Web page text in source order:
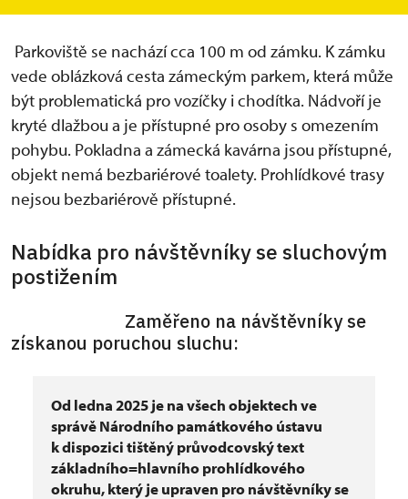
Parkoviště se nachází cca 100 m od zámku. K zámku
vede oblázková cesta zámeckým parkem, která může
být problematická pro vozíčky i chodítka. Nádvoří je
kryté dlažbou a je přístupné pro osoby s omezením
pohybu. Pokladna a zámecká kavárna jsou přístupné,
objekt nemá bezbariérové toalety. Prohlídkové trasy
nejsou bezbariérově přístupné.
Nabídka pro návštěvníky se sluchovým
postižením
Zaměřeno na návštěvníky se
získanou poruchou sluchu:
Od ledna 2025 je na všech objektech ve
správě Národního památkového ústavu
k dispozici tištěný průvodcovský text
základního=hlavního prohlídkového
okruhu, který je upraven pro návštěvníky se